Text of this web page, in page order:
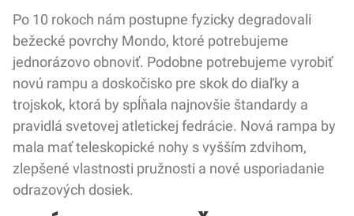
Po 10 rokoch nám postupne fyzicky degradovali
bežecké povrchy Mondo, ktoré potrebujeme
jednorázovo obnoviť. Podobne potrebujeme vyrobiť
novú rampu a doskočisko pre skok do diaľky a
trojskok, ktorá by spĺňala najnovšie štandardy a
pravidlá svetovej atletickej fedrácie. Nová rampa by
mala mať teleskopické nohy s vyšším zdvihom,
zlepšené vlastnosti pružnosti a nové usporiadanie
odrazových dosiek.